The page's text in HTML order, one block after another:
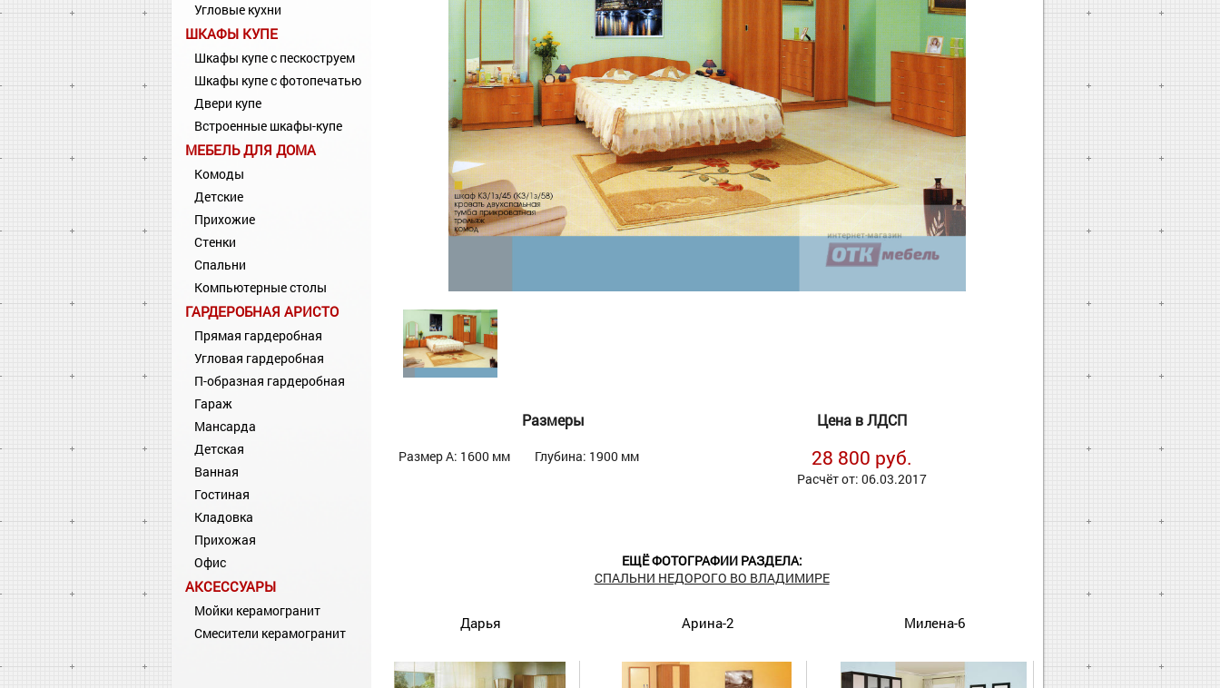
Угловые кухни
ШКАФЫ КУПЕ
Шкафы купе с пескоструем
Шкафы купе с фотопечатью
Двери купе
Встроенные шкафы-купе
МЕБЕЛЬ ДЛЯ ДОМА
Комоды
Детские
Прихожие
Стенки
Спальни
Компьютерные столы
ГАРДЕРОБНАЯ АРИСТО
Прямая гардеробная
Угловая гардеробная
П-образная гардеробная
Гараж
Мансарда
Детская
Ванная
Гостиная
Кладовка
Прихожая
Офис
АКСЕССУАРЫ
Мойки керамогранит
Смесители керамогранит
Размеры
Размер А: 1600 мм Глубина: 1900 мм
Цена в ЛДСП
28 800 руб.
Расчёт от: 06.03.2017
ЕЩЁ ФОТОГРАФИИ РАЗДЕЛА:
СПАЛЬНИ НЕДОРОГО ВО ВЛАДИМИРЕ
Дарья Арина-2 Милена-6